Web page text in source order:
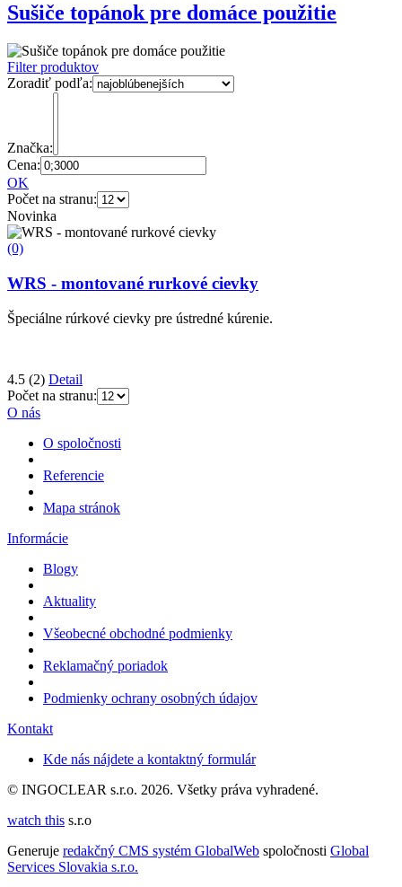
Sušiče topánok pre domáce použitie
Filter produktov
Zoradiť podľa:
Značka:
Cena:
OK
Počet na stranu:
Novinka
(0)
WRS - montované rurkové cievky
Špeciálne rúrkové cievky pre ústredné kúrenie.
4.5 (2) Detail
Počet na stranu:
O nás
O spoločnosti
Referencie
Mapa stránok
Informácie
Blogy
Aktuality
Všeobecné obchodné podmienky
Reklamačný poriadok
Podmienky ochrany osobných údajov
Kontakt
Kde nás nájdete a kontaktný formulár
© INGOCLEAR s.r.o. 2026. Všetky práva vyhradené.
watch this s.r.o
Generuje redakčný CMS systém GlobalWeb spoločnosti Global
Services Slovakia s.r.o.